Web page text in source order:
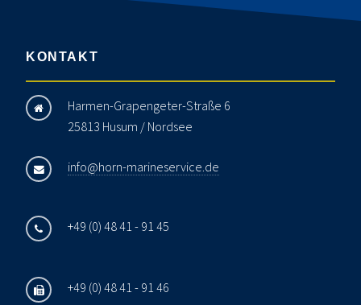
KONTAKT
Harmen-Grapengeter-Straße 6
25813 Husum / Nordsee
info@horn-marineservice.de
+49 (0) 48 41 - 91 45
+49 (0) 48 41 - 91 46